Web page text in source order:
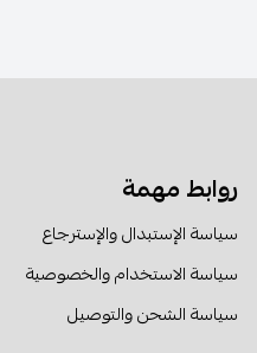
روابط مهمة
سياسة الإستبدال والإسترجاع
سياسة الاستخدام والخصوصية
سياسة الشحن والتوصيل